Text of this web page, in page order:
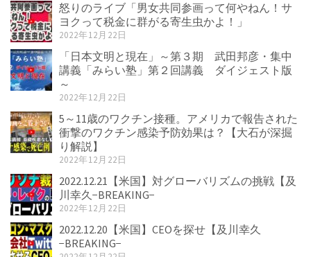
怒りのライブ「男女共同参画って何やねん！サ
ヨクって税金に群がる寄生虫かよ！」
2022年12月22日
「日本文明と現在」～第３期 武田邦彦・集中
講義「みらい塾」第２回講義 ダイジェスト版
～
2022年12月22日
5～11歳のワクチン接種。アメリカで報告された
衝撃のワクチン感染予防効果は？【大石が深掘
り解説】
2022年12月22日
2022.12.21【米国】対グローバリズムの挑戦【及
川幸久−BREAKING−
2022年12月22日
2022.12.20【米国】CEOを探せ【及川幸久
−BREAKING−